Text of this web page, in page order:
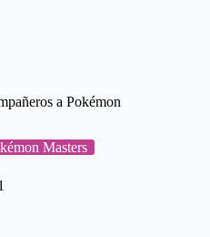
a Pokémon
Masters